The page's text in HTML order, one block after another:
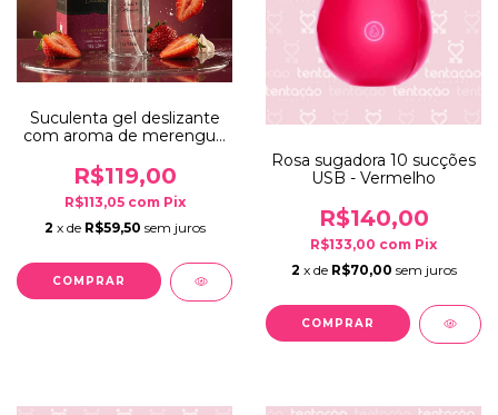
Suculenta gel deslizante
com aroma de merengue
R$119,00
R$113,05 com Pix
2 x de R$59,50 sem juros
Rosa sugadora 10 sucções
USB - Vermelho
R$140,00
R$133,00 com Pix
2 x de R$70,00 sem juros